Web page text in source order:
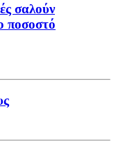
σαλούν
ποσοστό